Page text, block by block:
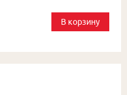
В корзину